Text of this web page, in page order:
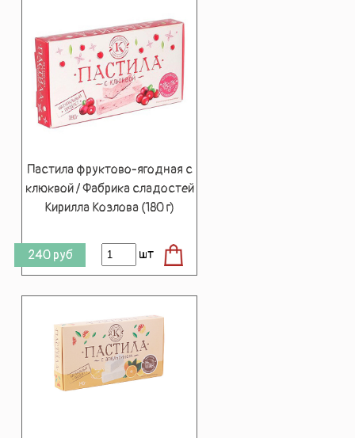
Пастила фруктово-ягодная с
клюквой / Фабрика сладостей
Кирилла Козлова (180 г)
240 руб шт